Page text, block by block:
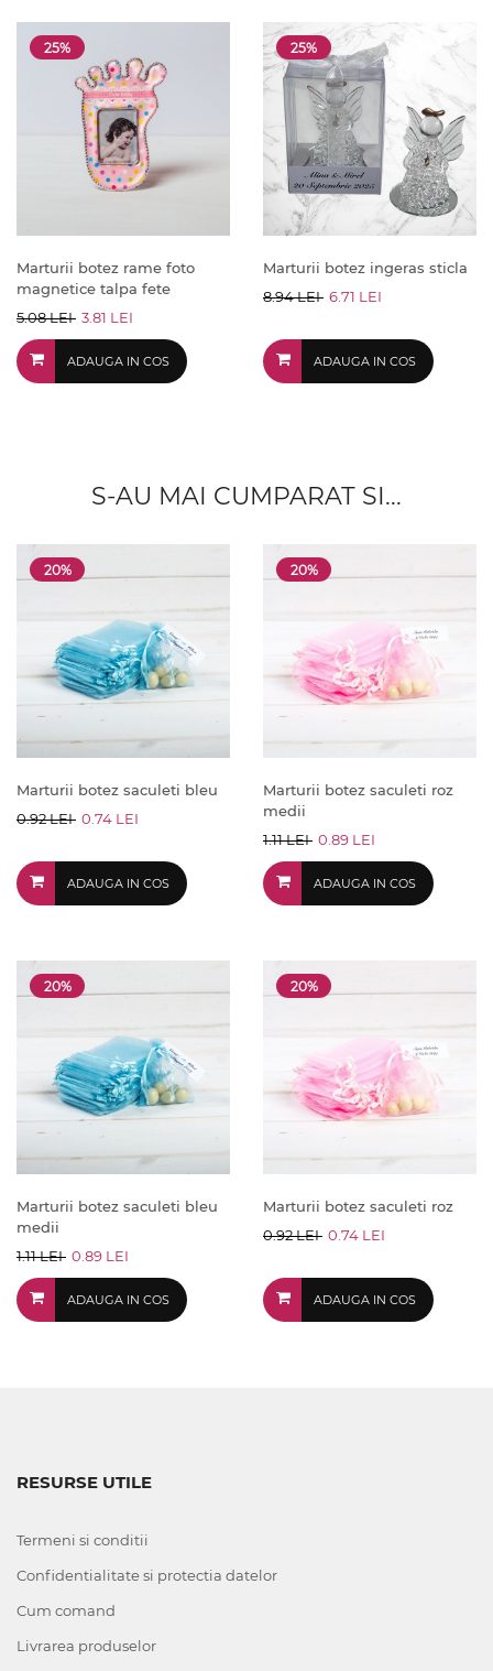
25%
Marturii botez rame foto
magnetice talpa fete
5.08 LEI 3.81 LEI
ADAUGA IN COS
25%
Marturii botez ingeras sticla
8.94 LEI 6.71 LEI
ADAUGA IN COS
S-AU MAI CUMPARAT SI...
20%
Marturii botez saculeti bleu
0.92 LEI 0.74 LEI
ADAUGA IN COS
20%
Marturii botez saculeti roz
medii
1.11 LEI 0.89 LEI
ADAUGA IN COS
20%
Marturii botez saculeti bleu
medii
1.11 LEI 0.89 LEI
ADAUGA IN COS
20%
Marturii botez saculeti roz
0.92 LEI 0.74 LEI
ADAUGA IN COS
RESURSE UTILE
Termeni si conditii
Confidentialitate si protectia datelor
Cum comand
Livrarea produselor